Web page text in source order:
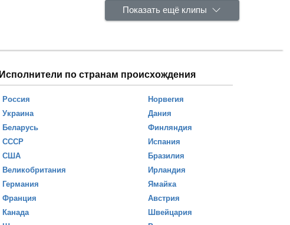
Показать ещё клипы
Исполнители по странам происхождения
Россия
Украина
Беларусь
СССР
США
Великобритания
Германия
Франция
Канада
Норвегия
Дания
Финляндия
Испания
Бразилия
Ирландия
Ямайка
Австрия
Швейцария